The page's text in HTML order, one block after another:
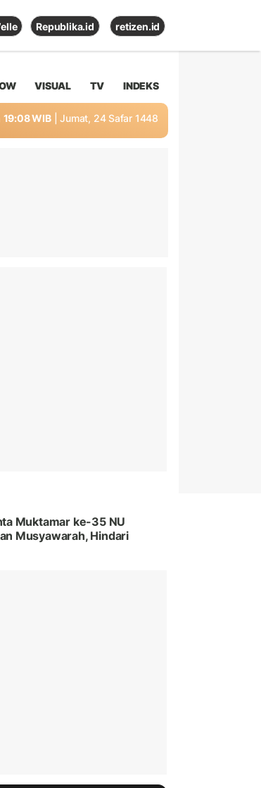
Republika.id retizen.id
VISUAL TV INDEKS
19:08 WIB | Jumat, 24 Safar 1448
Muktamar ke-35 NU
Musyawarah, Hindari